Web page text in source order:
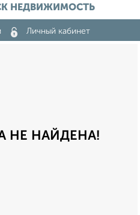
НЕДВИЖИМОСТЬ
Личный кабинет
НЕ НАЙДЕНА!